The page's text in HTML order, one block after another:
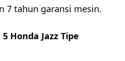
7 tahun garansi mesin.
Honda Jazz Tipe